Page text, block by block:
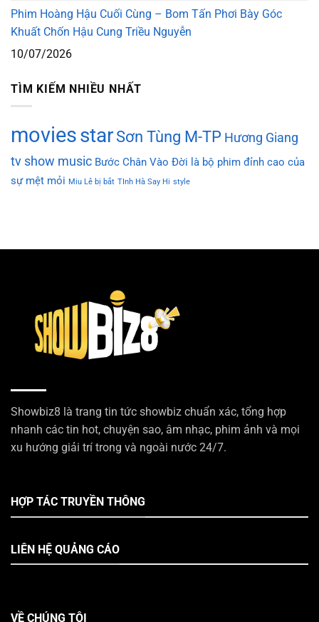
Phim Hoàng Hậu Cuối Cùng – Bom Tấn Phơi Bày Góc
Khuất Chốn Hậu Cung Triều Nguyễn
10/07/2026
TÌM KIẾM NHIỀU NHẤT
moviesstarSơn Tùng M-TP Hương Giang
tv show music Bước Chân Vào Đời là bộ phim đỉnh cao của
sự mệt mỏi Miu Lê bị bắt TInh Hà Say Hi style
Showbiz8 là trang tin tức showbiz chuẩn xác, tổng hợp
nhanh các tin hot, chuyện sao, âm nhạc, phim ảnh và mọi
xu hướng giải trí trong và ngoài nước 24/7.
HỢP TÁC TRUYỀN THÔNG
LIÊN HỆ QUẢNG CÁO
VỀ CHÚNG TÔI